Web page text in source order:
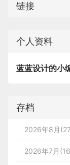
链接
个人资料
蓝蓝设计的小
存档
2026年8月
2026年7月